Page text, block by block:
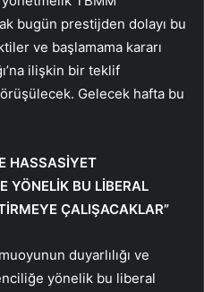
bugün prestijden dolayı bu
ve başlamama kararı
ilişkin bir teklif
Gelecek hafta bu
HASSASİYET
YÖNELİK BU LİBERAL
ÇALIŞACAKLAR”
duyarlılığı ve
yönelik bu liberal